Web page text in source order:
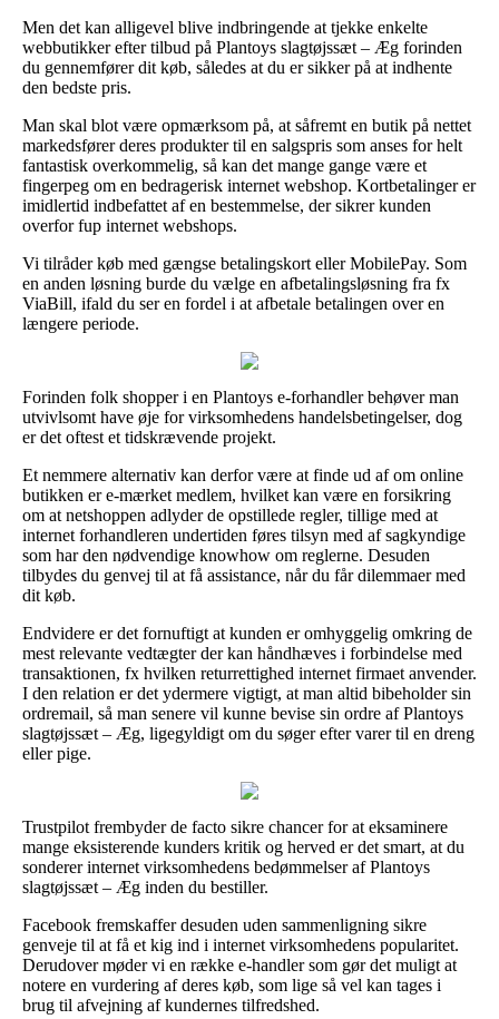
Men det kan alligevel blive indbringende at tjekke enkelte
webbutikker efter tilbud på Plantoys slagtøjssæt – Æg forinden
du gennemfører dit køb, således at du er sikker på at indhente
den bedste pris.
Man skal blot være opmærksom på, at såfremt en butik på nettet
markedsfører deres produkter til en salgspris som anses for helt
fantastisk overkommelig, så kan det mange gange være et
fingerpeg om en bedragerisk internet webshop. Kortbetalinger er
imidlertid indbefattet af en bestemmelse, der sikrer kunden
overfor fup internet webshops.
Vi tilråder køb med gængse betalingskort eller MobilePay. Som
en anden løsning burde du vælge en afbetalingsløsning fra fx
ViaBill, ifald du ser en fordel i at afbetale betalingen over en
længere periode.
Forinden folk shopper i en Plantoys e-forhandler behøver man
utvivlsomt have øje for virksomhedens handelsbetingelser, dog
er det oftest et tidskrævende projekt.
Et nemmere alternativ kan derfor være at finde ud af om online
butikken er e-mærket medlem, hvilket kan være en forsikring
om at netshoppen adlyder de opstillede regler, tillige med at
internet forhandleren undertiden føres tilsyn med af sagkyndige
som har den nødvendige knowhow om reglerne. Desuden
tilbydes du genvej til at få assistance, når du får dilemmaer med
dit køb.
Endvidere er det fornuftigt at kunden er omhyggelig omkring de
mest relevante vedtægter der kan håndhæves i forbindelse med
transaktionen, fx hvilken returrettighed internet firmaet anvender.
I den relation er det ydermere vigtigt, at man altid bibeholder sin
ordremail, så man senere vil kunne bevise sin ordre af Plantoys
slagtøjssæt – Æg, ligegyldigt om du søger efter varer til en dreng
eller pige.
Trustpilot frembyder de facto sikre chancer for at eksaminere
mange eksisterende kunders kritik og herved er det smart, at du
sonderer internet virksomhedens bedømmelser af Plantoys
slagtøjssæt – Æg inden du bestiller.
Facebook fremskaffer desuden uden sammenligning sikre
genveje til at få et kig ind i internet virksomhedens popularitet.
Derudover møder vi en række e-handler som gør det muligt at
notere en vurdering af deres køb, som lige så vel kan tages i
brug til afvejning af kundernes tilfredshed.